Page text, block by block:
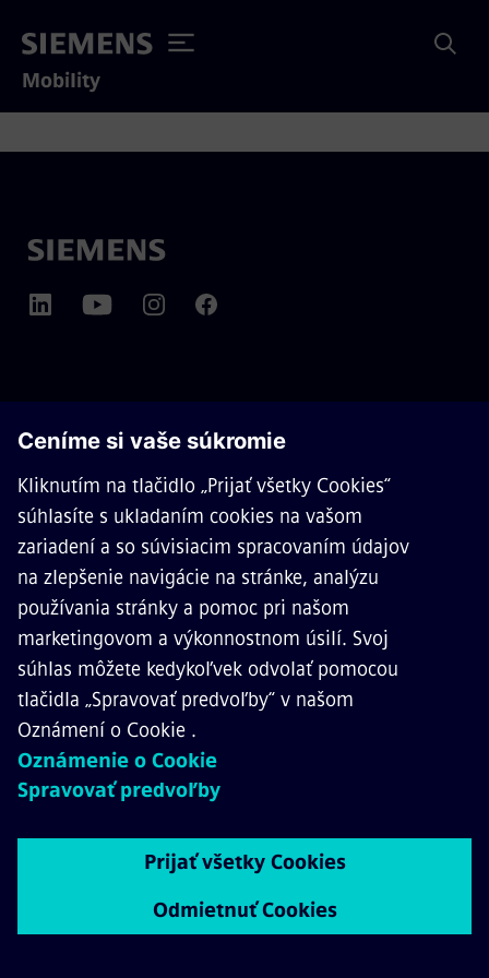
Mobility
O SPOLOČNOSTI SIEMENS MOBILITY
KONTAKTUJTE NÁS
KARIÉRA
© Siemens Mobility 2026
Ochrana osobných údajov
Pravidlá Cookies